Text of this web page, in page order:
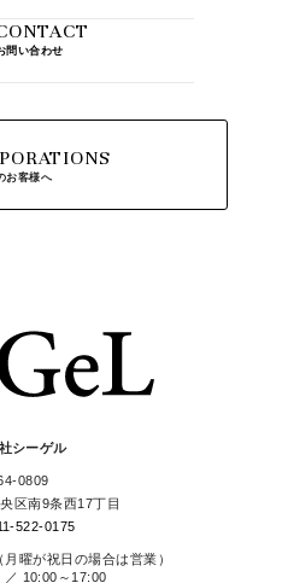
シーゲル
0809
区南9条西17丁目
522-0175
曜が祝日の場合は営業）
／ 10:00～17:00
問い合わせ
お客様へ